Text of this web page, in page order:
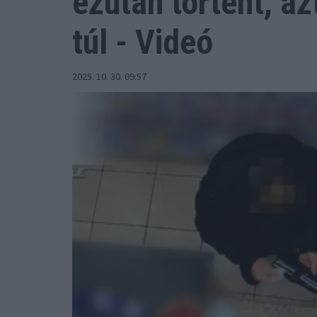
túl - Videó
2025. 10. 30. 09:57